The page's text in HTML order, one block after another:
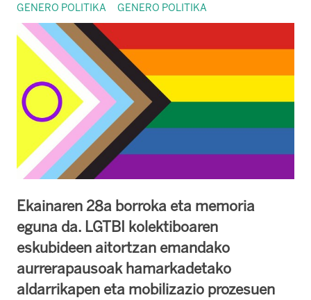
GENERO POLITIKA GENERO POLITIKA
Ekainaren 28a borroka eta memoria
eguna da. LGTBI kolektiboaren
eskubideen aitortzan emandako
aurrerapausoak hamarkadetako
aldarrikapen eta mobilizazio prozesuen